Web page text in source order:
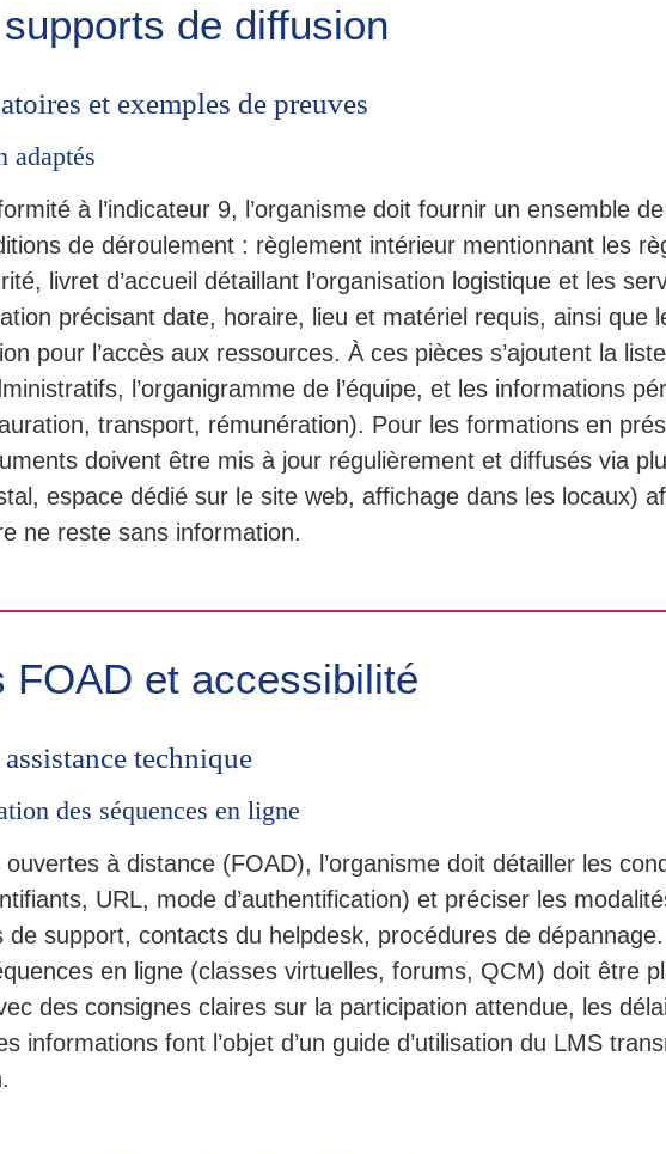
de diffusion
et exemples de preuves
adaptés
à l’indicateur 9, l’organisme doit fournir un ensemble
de déroulement : règlement intérieur mentionnant les
livret d’accueil détaillant l’organisation logistique et les
précisant date, horaire, lieu et matériel requis, ainsi que
pour l’accès aux ressources. À ces pièces s’ajoutent la
l’organigramme de l’équipe, et les informations
transport, rémunération). Pour les formations en
doivent être mis à jour régulièrement et diffusés via
espace dédié sur le site web, affichage dans les locaux)
ne reste sans information.
FOAD et accessibilité
technique
des séquences en ligne
à distance (FOAD), l’organisme doit détailler les
URL, mode d’authentification) et préciser les
de support, contacts du helpdesk, procédures de
en ligne (classes virtuelles, forums, QCM) doit être
des consignes claires sur la participation attendue, les
informations font l’objet d’un guide d’utilisation du LMS